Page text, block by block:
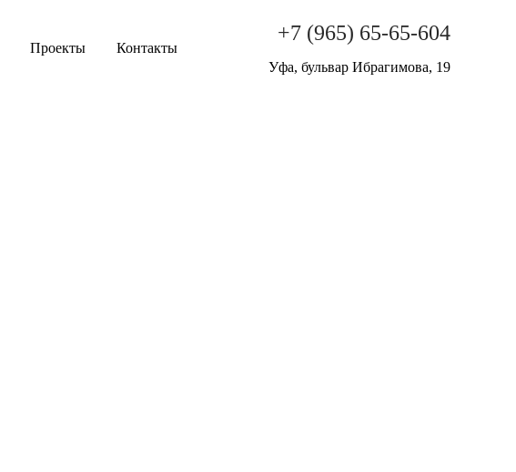
Проекты Контакты
+7 (965) 65-65-604
Уфа, бульвар Ибрагимова, 19